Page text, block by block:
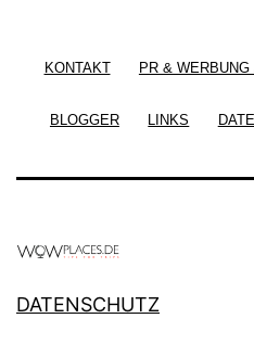
KONTAKT PR &
BLOGGER LINKS
DATENSCHUTZ